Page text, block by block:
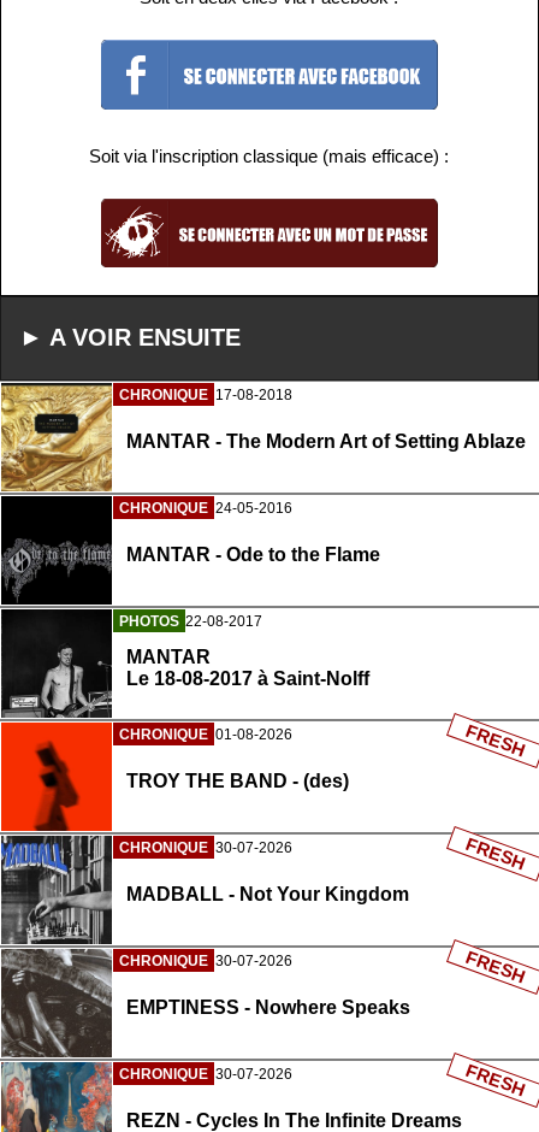
Soit via l'inscription classique (mais efficace) :
► A VOIR ENSUITE
CHRONIQUE 17-08-2018
MANTAR - The Modern Art of Setting Ablaze
CHRONIQUE 24-05-2016
MANTAR - Ode to the Flame
PHOTOS 22-08-2017
MANTAR
Le 18-08-2017 à Saint-Nolff
CHRONIQUE 01-08-2026
TROY THE BAND - (des)
FRESH
CHRONIQUE 30-07-2026
MADBALL - Not Your Kingdom
FRESH
CHRONIQUE 30-07-2026
EMPTINESS - Nowhere Speaks
FRESH
CHRONIQUE 30-07-2026
REZN - Cycles In The Infinite Dreams
FRESH